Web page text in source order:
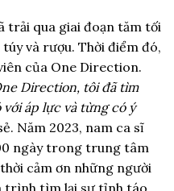
trải qua giai đoạn tăm tối
và rượu. Thời điểm đó,
của One Direction.
Direction, tôi đã tìm
áp lực và từng có ý
Năm 2023, nam ca sĩ
ngày trong trung tâm
cảm ơn những người